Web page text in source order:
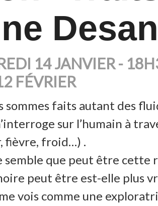
14 JANVIER -
FÉVRIER
sommes faits autant des
sur l’humain à
fièvre, froid…) .
semble que peut être cette
peut être est-elle plus
vois comme une